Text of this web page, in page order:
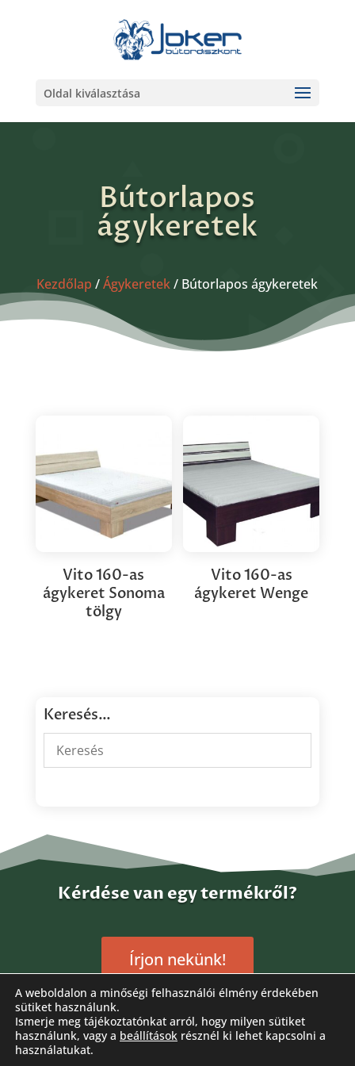
Oldal kiválasztása
Bútorlapos
ágykeretek
Kezdőlap /Ágykeretek/ Bútorlapos ágykeretek
Vito 160-as
ágykeret Sonoma
tölgy
Vito 160-as
ágykeret Wenge
Keresés…
Kérdése van egy termékről?
Írjon nekünk!
A weboldalon a minőségi felhasználói élmény érdekében
sütiket használunk.
Ismerje meg tájékoztatónkat arról, hogy milyen sütiket
használunk, vagy a beállítások résznél ki lehet kapcsolni a
használatukat.